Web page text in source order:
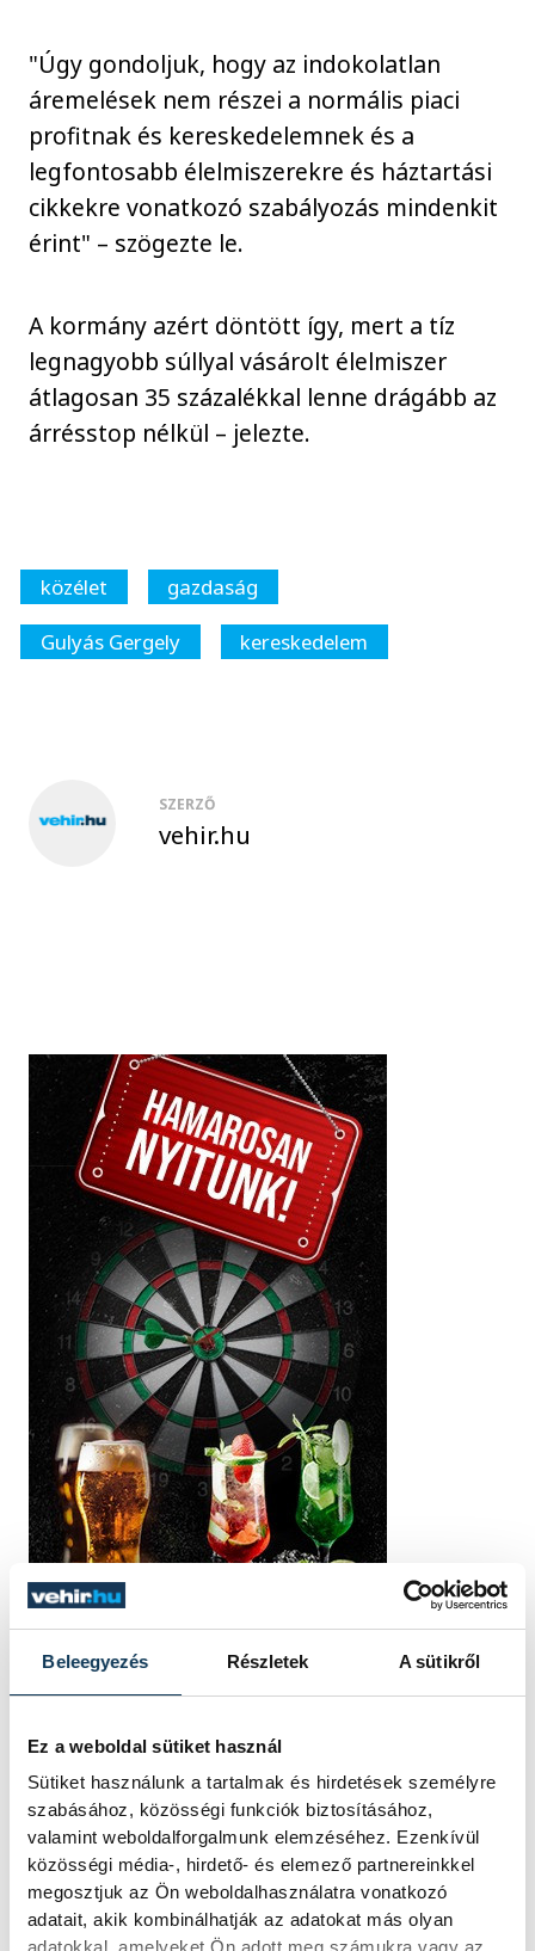
Beleegyezés Részletek A sütikről
Ez a weboldal sütiket használ
Sütiket használunk a tartalmak és hirdetések személyre
szabásához, közösségi funkciók biztosításához,
valamint weboldalforgalmunk elemzéséhez. Ezenkívül
közösségi média-, hirdető- és elemező partnereinkkel
megosztjuk az Ön weboldalhasználatra vonatkozó
adatait, akik kombinálhatják az adatokat más olyan
"Úgy gondoljuk, hogy az indokolatlan
áremelések nem részei a normális piaci
profitnak és kereskedelemnek és a
legfontosabb élelmiszerekre és háztartási
cikkekre vonatkozó szabályozás mindenkit
érint" – szögezte le.
A kormány azért döntött így, mert a tíz
legnagyobb súllyal vásárolt élelmiszer
átlagosan 35 százalékkal lenne drágább az
árrésstop nélkül – jelezte.
közélet
gazdaság
Gulyás Gergely
kereskedelem
SZERZŐ
vehir.hu
TOVÁBBI CIKKEK
KÖZÉLET